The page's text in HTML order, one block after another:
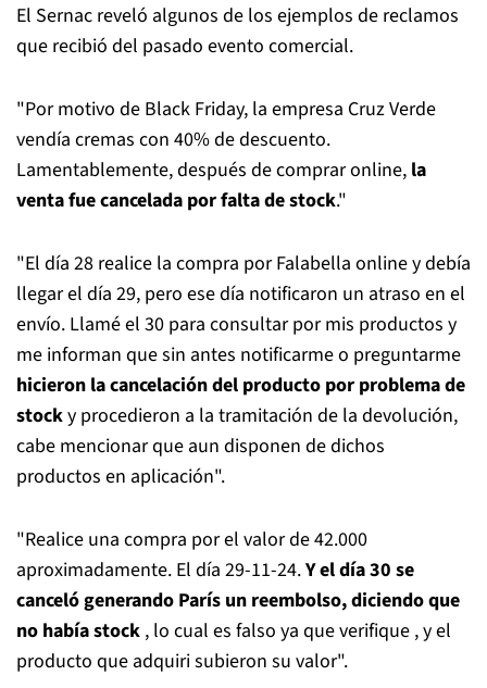
El Sernac reveló algunos de los ejemplos de reclamos
que recibió del pasado evento comercial.
"Por motivo de Black Friday, la empresa Cruz Verde
vendía cremas con 40% de descuento.
Lamentablemente, después de comprar online, la
venta fue cancelada por falta de stock."
"El día 28 realice la compra por Falabella online y debía
llegar el día 29, pero ese día notificaron un atraso en el
envío. Llamé el 30 para consultar por mis productos y
me informan que sin antes notificarme o preguntarme
hicieron la cancelación del producto por problema de
stocky procedieron a la tramitación de la devolución,
cabe mencionar que aun disponen de dichos
productos en aplicación".
"Realice una compra por el valor de 42.000
aproximadamente. El día 29-11-24.Y el día 30 se
canceló generando París un reembolso, diciendo que
no había stock , lo cual es falso ya que verifique , y el
producto que adquiri subieron su valor".